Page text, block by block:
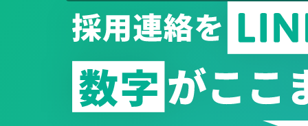
採用連絡をLINEに変えると、数字がここまで変